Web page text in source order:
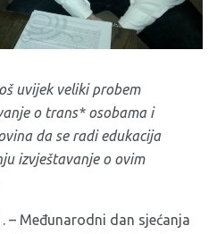
uvijek veliki probem
o trans* osobama i
da se radi edukacija
izvještavanje o ovim
– Međunarodni dan sjećanja